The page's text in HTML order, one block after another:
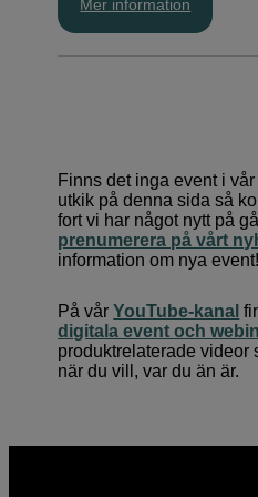
Vasagatan 14,
anmälan behövs Hoppas att vi ses!
Camera är en kortversion
Mer information
Finns det inga event i
utkik på denna sida så
fort vi har något nytt på
prenumerera på vårt
information om nya event!
På vårYouTube-kanal
digitala event och
produktrelaterade videor
när du vill, var du än är.